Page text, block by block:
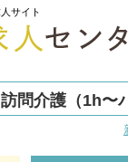
サイト
問介護（1h〜